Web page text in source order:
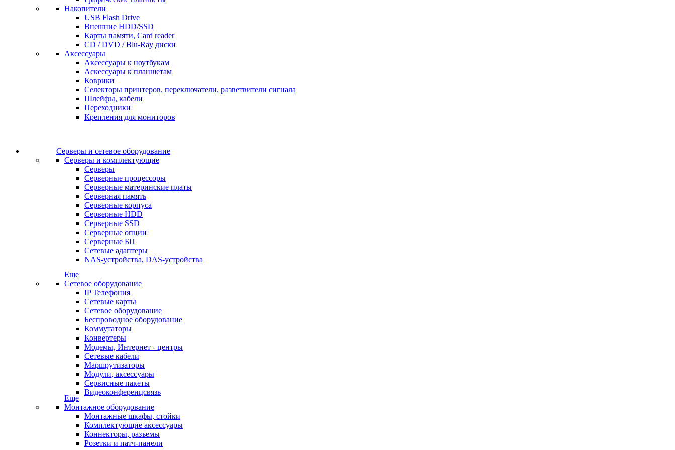
Накопители
USB Flash Drive
Внешние HDD/SSD
Карты памяти, Card reader
CD / DVD / Blu-Ray диски
Аксессуары
Аксессуары к ноутбукам
Аскессуары к планшетам
Коврики
Селекторы принтеров, переключатели, разветвители сигнала
Шлейфы, кабели
Переходники
Крепления для мониторов
Серверы и сетевое оборудование
Серверы и комплектующие
Серверы
Серверные процессоры
Серверные материнские платы
Серверная память
Серверные корпуса
Серверные HDD
Серверные SSD
Серверные опции
Серверные БП
Сетевые адаптеры
NAS-устройства, DAS-устройства
Еще
Сетевое оборудование
IP Телефония
Сетевые карты
Сетевое оборудование
Беспроводное оборудование
Коммутаторы
Конвертеры
Модемы, Интернет - центры
Сетевые кабели
Маршрутизаторы
Модули, аксессуары
Сервисные пакеты
Видеоконференцсвязь
Еще
Монтажное оборудование
Монтажные шкафы, стойки
Комплектующие аксессуары
Коннекторы, разъемы
Розетки и патч-панели